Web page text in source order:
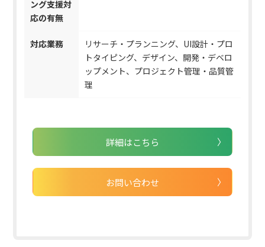
ング支援対
応の有無
対応業務
リサーチ・プランニング、UI設計・プロ
トタイピング、デザイン、開発・デベロ
ップメント、プロジェクト管理・品質管
理
詳細はこちら
お問い合わせ